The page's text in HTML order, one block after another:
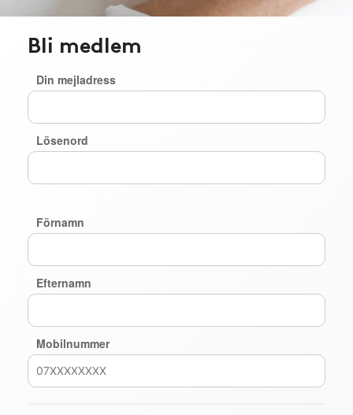
Bli medlem
Din mejladress
Lösenord
Förnamn
Efternamn
Mobilnummer